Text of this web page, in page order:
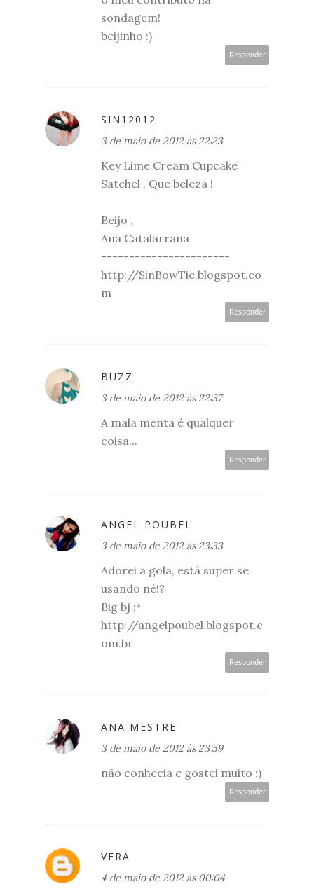
sondagem!
beijinho :)
Responder
SIN12012
3 de maio de 2012 às 22:23
Key Lime Cream Cupcake
Satchel , Que beleza !
Beijo ,
Ana Catalarrana
-----------------------
http://SinBowTie.blogspot.co
m
Responder
BUZZ
3 de maio de 2012 às 22:37
A mala menta é qualquer
coisa...
Responder
ANGEL POUBEL
3 de maio de 2012 às 23:33
Adorei a gola, está super se
usando né!?
Big bj ;*
http://angelpoubel.blogspot.c
om.br
Responder
ANA MESTRE
3 de maio de 2012 às 23:59
não conhecia e gostei muito :)
Responder
VERA
4 de maio de 2012 às 00:04